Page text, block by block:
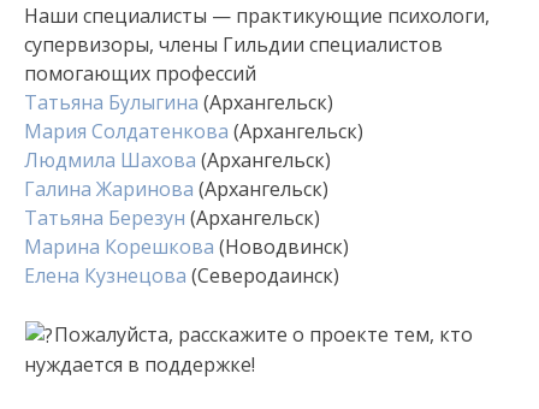
Наши специалисты — практикующие психологи,
супервизоры, члены Гильдии специалистов
помогающих профессий
Татьяна Булыгина (Архангельск)
Мария Солдатенкова (Архангельск)
Людмила Шахова (Архангельск)
Галина Жаринова (Архангельск)
Татьяна Березун (Архангельск)
Марина Корешкова (Новодвинск)
Елена Кузнецова (Северодаинск)
Пожалуйста, расскажите о проекте тем, кто
нуждается в поддержке!